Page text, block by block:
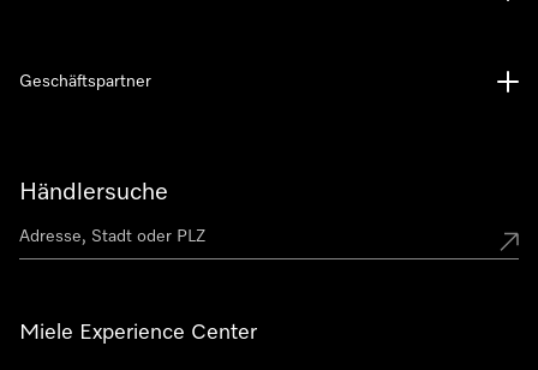
Händlersuche
Miele Experience Center
Geschäftspartner